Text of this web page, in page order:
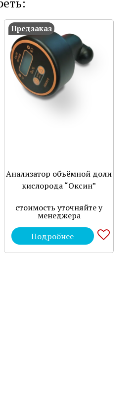
Предзаказ
Анализатор объёмной доли
кислорода “Оксин”
стоимость уточняйте у
менеджера
Подробнее